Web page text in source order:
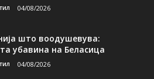
04/08/2026
што воодушевува:
убавина на Беласица
04/08/2026